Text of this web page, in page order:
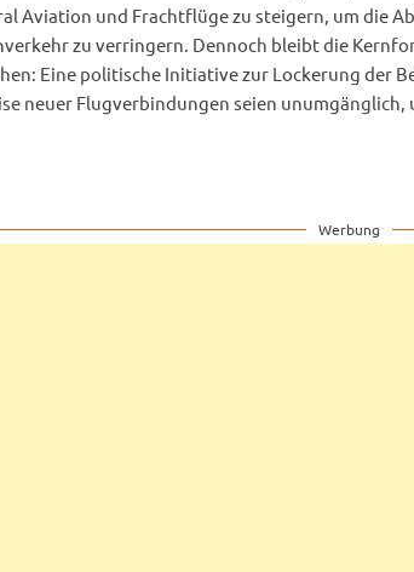
Aviation und Frachtflüge zu steigern, um die
zu verringern. Dennoch bleibt die
Eine politische Initiative zur Lockerung der
neuer Flugverbindungen seien
Werbung